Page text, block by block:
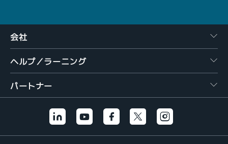
会社
ヘルプ／ラーニング
パートナー